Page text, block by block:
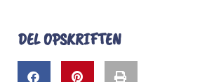
DEL OPSKRIFTEN